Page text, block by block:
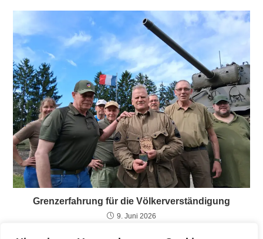
Grenzerfahrung für die Völkerverständigung
9. Juni 2026